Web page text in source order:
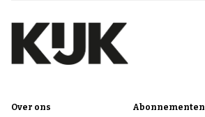
Over ons Abonnementen